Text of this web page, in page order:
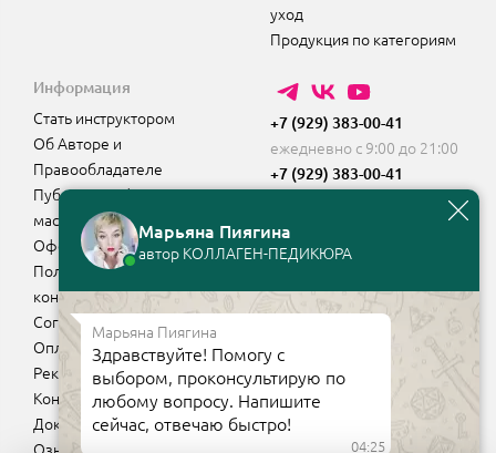
уход
Продукция по категориям
Информация
Стать инструктором
Об Авторе и
Правообладателе
Публичная оферта для
мастеров
Оферта для инструкторов
Политика
конфиденциальности
Согласие на рассылки
Оплата, доставка, возврат
Реквизиты компании
Контакты
Документы на продукцию
Ознакомительный урок
+7 (929) 383-00-41
ежедневно с 9:00 до 21:00
+7 (929) 383-00-41
Марьяна Пиягина
автор КОЛЛАГЕН-ПЕДИКЮРА
Марьяна Пиягина
Здравствуйте! Помогу с
выбором, проконсультирую по
любому вопросу. Напишите
сейчас, отвечаю быстро!
04:25